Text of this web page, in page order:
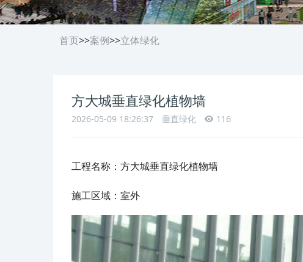
首页>>案例>>立体绿化
方大城垂直绿化植物墙
2026-05-09 18:26:37 垂直绿化 116
工程名称： 方大城垂直绿化植物墙
施工区域：室外